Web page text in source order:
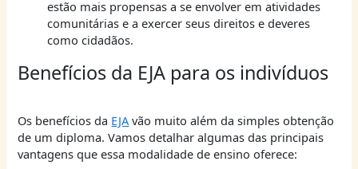
estão mais propensas a se envolver em atividades
comunitárias e a exercer seus direitos e deveres
como cidadãos.
Benefícios da EJA para os indivíduos
Os benefícios da EJA vão muito além da simples obtenção
de um diploma. Vamos detalhar algumas das principais
vantagens que essa modalidade de ensino oferece: